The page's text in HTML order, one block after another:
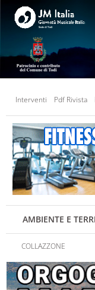
Interventi Pdf Rivista
AMBIENTE E
COLLAZZONE